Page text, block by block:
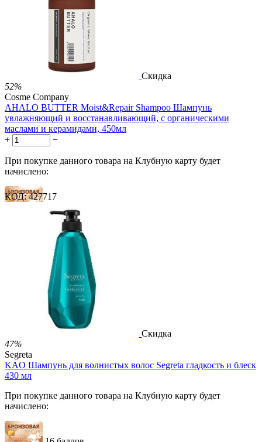
за 1.00 мл
Нет в наличии
 
Скидка
52%
Cosme Company
AHALO BUTTER Moist&Repair Shampoo Шампунь
увлажняющий и восстанавливающий, с органическими
маслами и керамидами, 450мл
+
−
При покупке данного товара на Клубную карту будет
начислено:
24 балла
41 балл
1 212.00
Р
за 1.00 мл

КОД: 427717
Скидка
47%
Segreta
KAO Шампунь для волнистых волос Segreta гладкость и блеск
430 мл
При покупке данного товара на Клубную карту будет
начислено: